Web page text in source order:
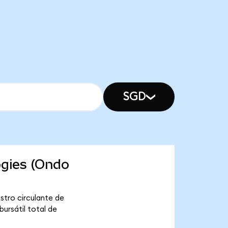
SGD
(Ondo
circulante de
bursátil total de